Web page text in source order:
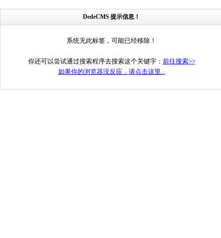
DedeCMS 提示信息！
系统无此标签，可能已经移除！
你还可以尝试通过搜索程序去搜索这个关键字： 前往搜索>>
如果你的浏览器没反应，请点击这里...